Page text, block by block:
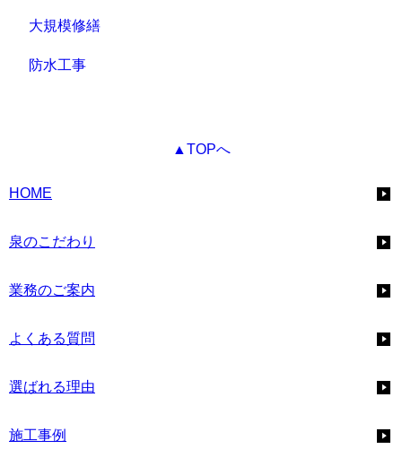
大規模修繕
防水工事
▲TOPへ
HOME
泉のこだわり
業務のご案内
よくある質問
選ばれる理由
施工事例